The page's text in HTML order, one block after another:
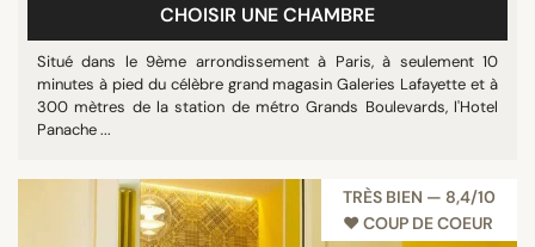
CHOISIR UNE CHAMBRE
Situé dans le 9ème arrondissement à Paris, à seulement 10
minutes à pied du célèbre grand magasin Galeries Lafayette et à
300 mètres de la station de métro Grands Boulevards, l'Hotel
Panache ...
TRÈS BIEN — 8,4/10
♥︎ COUP DE COEUR